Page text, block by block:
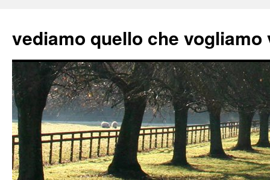
vediamo quello che vogliamo